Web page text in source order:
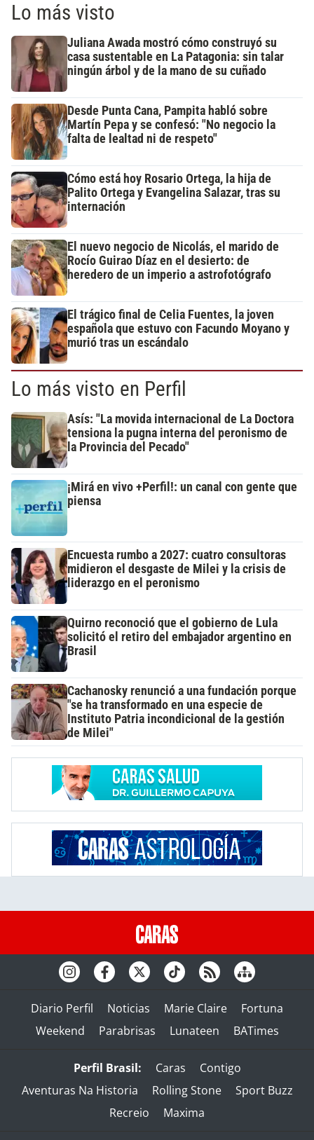
Lo más visto
Juliana Awada mostró cómo construyó su
casa sustentable en La Patagonia: sin talar
ningún árbol y de la mano de su cuñado
Desde Punta Cana, Pampita habló sobre
Martín Pepa y se confesó: "No negocio la
falta de lealtad ni de respeto"
Cómo está hoy Rosario Ortega, la hija de
Palito Ortega y Evangelina Salazar, tras su
internación
El nuevo negocio de Nicolás, el marido de
Rocío Guirao Díaz en el desierto: de
heredero de un imperio a astrofotógrafo
El trágico final de Celia Fuentes, la joven
española que estuvo con Facundo Moyano y
murió tras un escándalo
Lo más visto en Perfil
Asís: "La movida internacional de La Doctora
tensiona la pugna interna del peronismo de
la Provincia del Pecado"
¡Mirá en vivo +Perfil!: un canal con gente que
piensa
Encuesta rumbo a 2027: cuatro consultoras
midieron el desgaste de Milei y la crisis de
liderazgo en el peronismo
Quirno reconoció que el gobierno de Lula
solicitó el retiro del embajador argentino en
Brasil
Cachanosky renunció a una fundación porque
"se ha transformado en una especie de
Instituto Patria incondicional de la gestión
de Milei"
Diario Perfil Noticias Marie Claire
Fortuna
Weekend
Parabrisas Lunateen BATimes
Perfil Brasil: Caras
Contigo
Aventuras Na Historia
Rolling Stone
Sport Buzz
Recreio
Maxima